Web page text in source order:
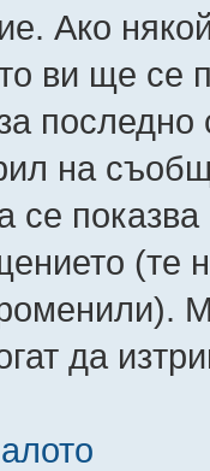
Ако
ви ще се
на
се
(те
да